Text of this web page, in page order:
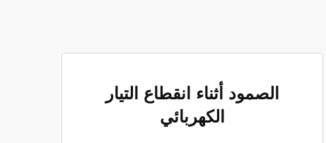
الصمود أثناء انقطاع التيار
الكهربائي